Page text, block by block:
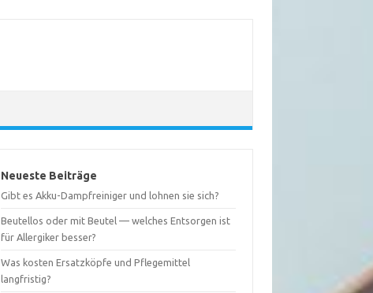
Neueste Beiträge
Gibt es Akku-Dampfreiniger und lohnen sie sich?
Beutellos oder mit Beutel — welches Entsorgen ist
für Allergiker besser?
Was kosten Ersatzköpfe und Pflegemittel
langfristig?